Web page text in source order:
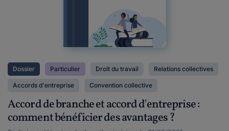
Dossier Particulier Droit du travail Relations collectives
Accords d'entreprise Convention collective
Accord de branche et accord d'entreprise :
comment bénéficier des avantages ?